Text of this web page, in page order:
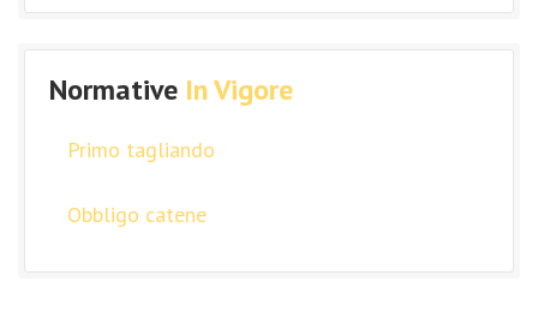
Normative In Vigore
Primo tagliando
Obbligo catene